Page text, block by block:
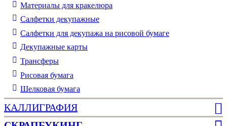
Материалы для кракелюра
Cалфетки декупажные
Салфетки для декупажа на рисовой бумаге
Декупажные карты
Трансферы
Рисовая бумага
Шелковая бумага
КАЛЛИГРАФИЯ